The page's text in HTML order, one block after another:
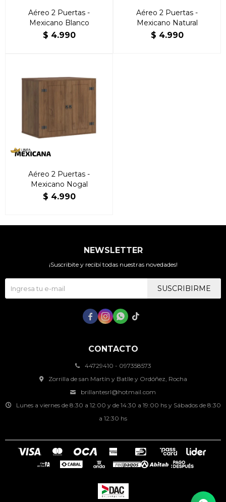
Aéreo 2 Puertas -
Mexicano Blanco
$ 4.990
Aéreo 2 Puertas -
Mexicano Natural
$ 4.990
Aéreo 2 Puertas -
Mexicano Nogal
$ 4.990
CONTACTO
44729410 - 097358573
Zorrilla de san Martín y Batlle y Ordóñez, Rocha
brillantesrl@hotmail.com
Lunes a viernes de 8:30 a 12:00 y de 14:30 a 19:00 hs y Sábados de 8:30
a 12:30 hs
NEWSLETTER
¡Suscribite y recibí todas nuestras novedades!
SUSCRIBIRME
   